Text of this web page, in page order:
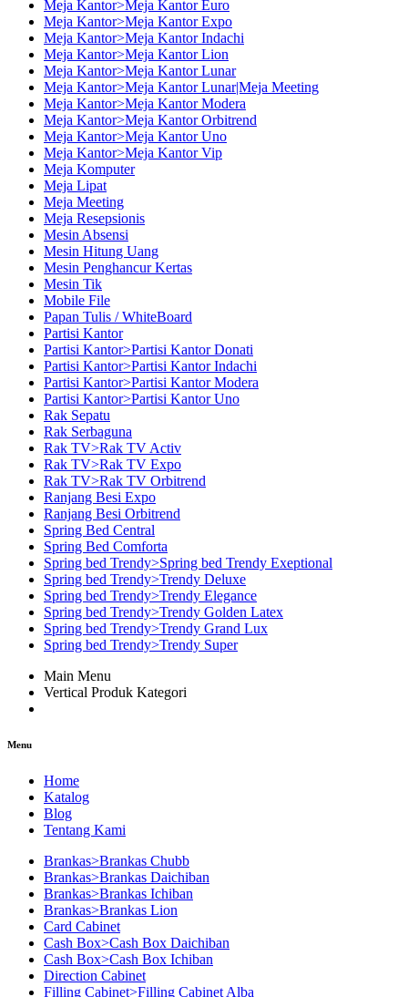
Meja Kantor>Meja Kantor Euro
Meja Kantor>Meja Kantor Expo
Meja Kantor>Meja Kantor Indachi
Meja Kantor>Meja Kantor Lion
Meja Kantor>Meja Kantor Lunar
Meja Kantor>Meja Kantor Lunar|Meja Meeting
Meja Kantor>Meja Kantor Modera
Meja Kantor>Meja Kantor Orbitrend
Meja Kantor>Meja Kantor Uno
Meja Kantor>Meja Kantor Vip
Meja Komputer
Meja Lipat
Meja Meeting
Meja Resepsionis
Mesin Absensi
Mesin Hitung Uang
Mesin Penghancur Kertas
Mesin Tik
Mobile File
Papan Tulis / WhiteBoard
Partisi Kantor
Partisi Kantor>Partisi Kantor Donati
Partisi Kantor>Partisi Kantor Indachi
Partisi Kantor>Partisi Kantor Modera
Partisi Kantor>Partisi Kantor Uno
Rak Sepatu
Rak Serbaguna
Rak TV>Rak TV Activ
Rak TV>Rak TV Expo
Rak TV>Rak TV Orbitrend
Ranjang Besi Expo
Ranjang Besi Orbitrend
Spring Bed Central
Spring Bed Comforta
Spring bed Trendy>Spring bed Trendy Exeptional
Spring bed Trendy>Trendy Deluxe
Spring bed Trendy>Trendy Elegance
Spring bed Trendy>Trendy Golden Latex
Spring bed Trendy>Trendy Grand Lux
Spring bed Trendy>Trendy Super
Main Menu
Vertical Produk Kategori
Menu
Home
Katalog
Blog
Tentang Kami
Brankas>Brankas Chubb
Brankas>Brankas Daichiban
Brankas>Brankas Ichiban
Brankas>Brankas Lion
Card Cabinet
Cash Box>Cash Box Daichiban
Cash Box>Cash Box Ichiban
Direction Cabinet
Filling Cabinet>Filling Cabinet Alba